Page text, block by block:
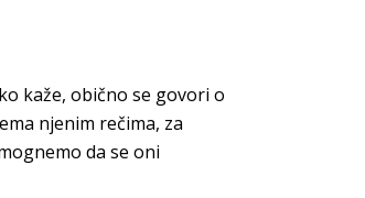
kaže, obično se govori o
njenim rečima, za
da se oni